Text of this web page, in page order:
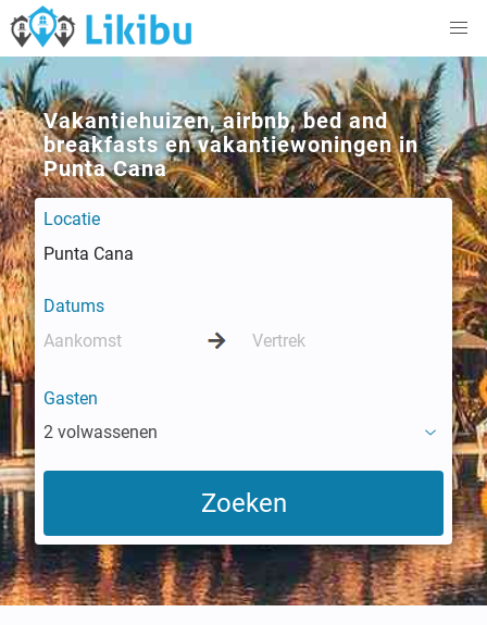
Vakantiehuizen, airbnb, bed and
breakfasts en vakantiewoningen in
Punta Cana
Locatie
Datums
Gasten
2 volwassenen